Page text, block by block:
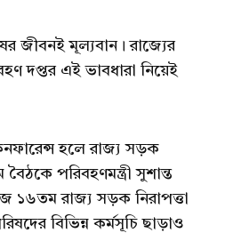
জীবনই মূল্যবান। রাজ্যের
দপ্তর এই ভাবধারা নিয়েই
হলে রাজ্য সড়ক
পরিবহণমন্ত্রী সুশান্ত
রাজ্য সড়ক নিরাপত্তা
বিভিন্ন কর্মসূচি ছাড়াও